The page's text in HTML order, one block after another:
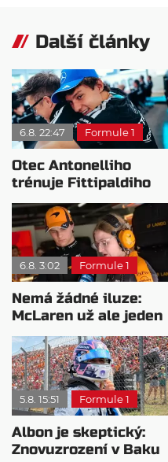
Další články
6.8. 22:47 Formule 1
Otec Antonelliho
trénuje Fittipaldiho
syna: Brazilec
vychvaluje lídra
6.8. 3:02 Formule 1
Nemá žádné iluze:
McLaren už ale jeden
návrat ze dna dokázal
5.8. 15:51 Formule 1
Albon je skeptický:
Znovuzrození v Baku